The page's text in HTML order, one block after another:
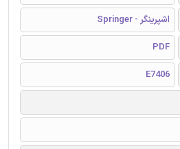
اشپرینگر - Springer
PDF
E7406